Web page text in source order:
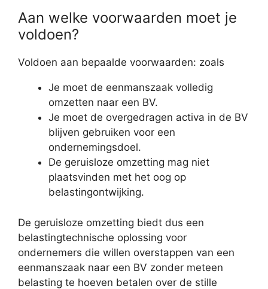
Aan welke voorwaarden moet je
voldoen?
Voldoen aan bepaalde voorwaarden: zoals
Je moet de eenmanszaak volledig
omzetten naar een BV.
Je moet de overgedragen activa in de BV
blijven gebruiken voor een
ondernemingsdoel.
De geruisloze omzetting mag niet
plaatsvinden met het oog op
belastingontwijking.
De geruisloze omzetting biedt dus een
belastingtechnische oplossing voor
ondernemers die willen overstappen van een
eenmanszaak naar een BV zonder meteen
belasting te hoeven betalen over de stille